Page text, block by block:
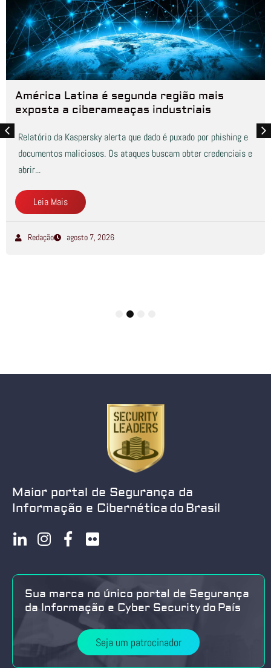
América Latina é segunda região mais
exposta a ciberameaças industriais
Relatório da Kaspersky alerta que dado é puxado por phishing e
documentos maliciosos. Os ataques buscam obter credenciais e
abrir...
Leia Mais
Redação agosto 7, 2026
Maior portal de Segurança da
Informação e Cibernética do Brasil
Sua marca no único portal de Segurança
da Informação e Cyber Security do País
Seja um patrocinador